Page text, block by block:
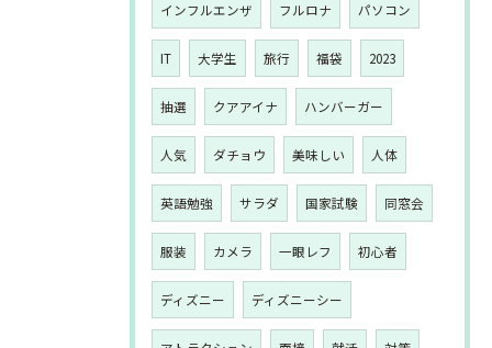
インフルエンザ フルロナ パソコン
IT 大学生 旅行 福袋 2023
抽選 クアアイナ ハンバーガー
人気 ダチョウ 美味しい 人体
英語勉強 サラダ 国家試験 同窓会
服装 カメラ 一眼レフ 初心者
ディズニー ディズニーシー